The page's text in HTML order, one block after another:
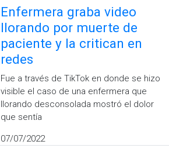
Enfermera graba video
llorando por muerte de
paciente y la critican en
redes
Fue a través de TikTok en donde se hizo
visible el caso de una enfermera que
llorando desconsolada mostró el dolor
que sentía
07/07/2022